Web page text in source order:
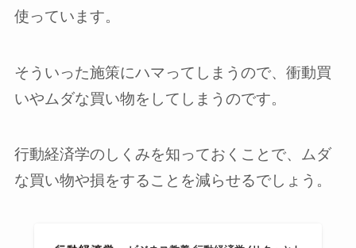
使っています。
そういった施策にハマってしまうので、衝動買
いやムダな買い物をしてしまうのです。
行動経済学のしくみを知っておくことで、ムダ
な買い物や損をすることを減らせるでしょう。